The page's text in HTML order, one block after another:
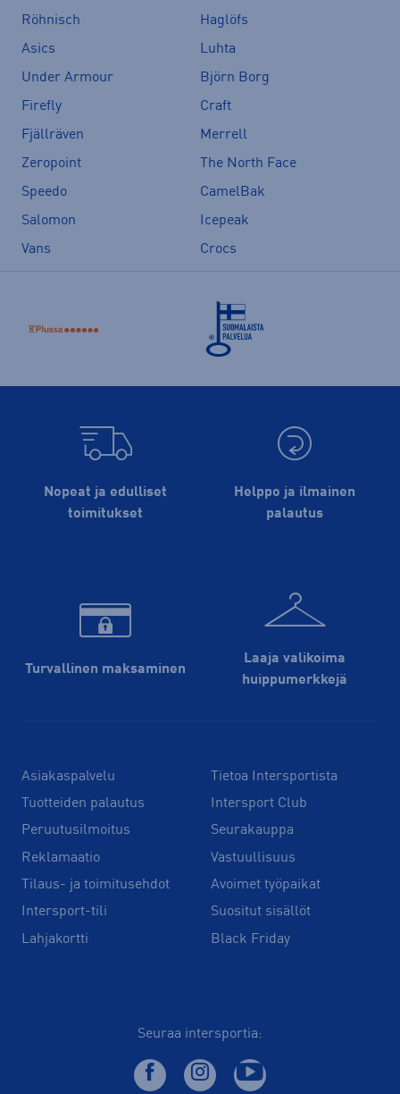
Röhnisch
Haglöfs
Asics
Luhta
Under Armour
Björn Borg
Firefly
Craft
Fjällräven
Merrell
Zeropoint
The North Face
Speedo
CamelBak
Salomon
Icepeak
Vans
Crocs
Nopeat ja edulliset
toimitukset
Helppo ja ilmainen
palautus
Turvallinen maksaminen
Laaja valikoima
huippu­merkkejä
Asiakaspalvelu
Tuotteiden palautus
Peruutusilmoitus
Reklamaatio
Tilaus- ja toimitusehdot
Intersport-tili
Lahjakortti
Tietoa Intersportista
Intersport Club
Seurakauppa
Vastuullisuus
Avoimet työpaikat
Suositut sisällöt
Black Friday
Seuraa intersportia: